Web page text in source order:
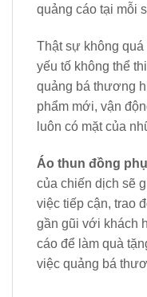
quảng cáo tại mỗi
Thật sự không quá
yếu tố không thể
quảng bá thương
phẩm mới, vận
luôn có mặt của
Áo thun đồng
của chiến dịch sẽ
việc tiếp cận, trao
gần gũi với khách
cáo để làm quà
việc quảng bá